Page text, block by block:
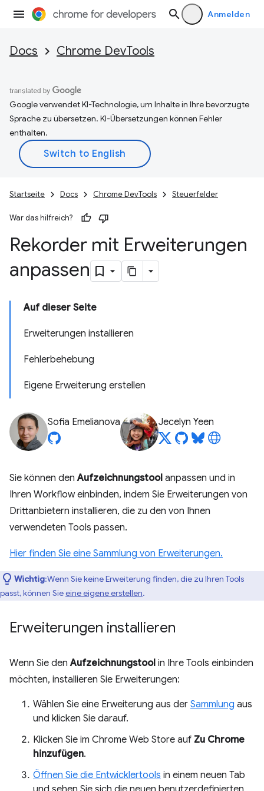
Anmelden
Docs Chrome DevTools
Google verwendet KI-Technologie, um Inhalte in Ihre bevorzugte
Sprache zu übersetzen. KI-Übersetzungen können Fehler
enthalten.
Startseite Docs Chrome DevTools Steuerfelder
War das hilfreich?
Rekorder mit Erweiterungen
anpassen
Auf dieser Seite
Erweiterungen installieren
Fehlerbehebung
Eigene Erweiterung erstellen
Sofia Emelianova Jecelyn Yeen
Sie können denAufzeichnungstool anpassen und in
Ihren Workflow einbinden, indem Sie Erweiterungen von
Drittanbietern installieren, die zu den von Ihnen
verwendeten Tools passen.
Hier finden Sie eine Sammlung von Erweiterungen.
Wichtig:Wenn Sie keine Erweiterung finden, die zu Ihren Tools
passt, können Sieeine eigene erstellen.
Erweiterungen installieren
Wenn Sie denAufzeichnungstool in Ihre Tools einbinden
möchten, installieren Sie Erweiterungen:
Wählen Sie eine Erweiterung aus der Sammlung aus
und klicken Sie darauf.
Klicken Sie im Chrome Web Store auf Zu Chrome
hinzufügen.
Öffnen Sie die Entwicklertools in einem neuen Tab